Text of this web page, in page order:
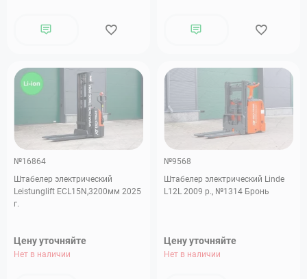
№16864
Штабелер электрический
Leistunglift ECL15N,3200мм 2025
г.
Цену уточняйте
Нет в наличии
№9568
Штабелер электрический Linde
L12L 2009 р., №1314 Бронь
Цену уточняйте
Нет в наличии